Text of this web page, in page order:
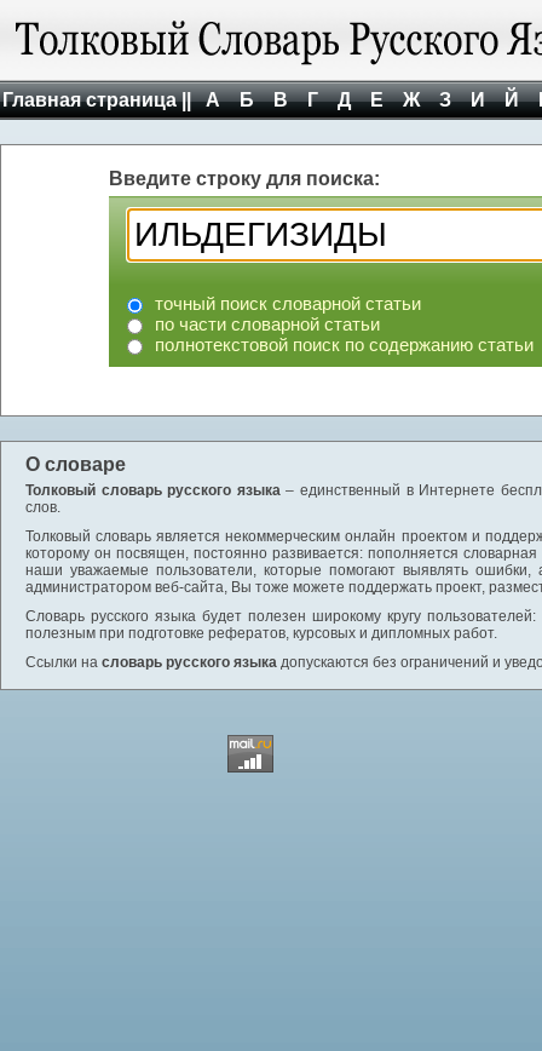
Главная страница || А Б В Г Д Е Ж З И Й
Введите строку для поиска:
точный поиск словарной статьи
по части словарной статьи
полнотекстовой поиск по содержанию статьи
О словаре
Толковый словарь русского языка– единственный в Интернете
слов.
Толковый словарь является некоммерческим онлайн проектом и
которому он посвящен, постоянно развивается: пополняется
наши уважаемые пользователи, которые помогают выявлять
администратором веб-сайта, Вы тоже можете поддержать проект,
Словарь русского языка будет полезен широкому кругу
полезным при подготовке рефератов, курсовых и дипломных работ.
Ссылки на словарь русского языка допускаются без ограничений и